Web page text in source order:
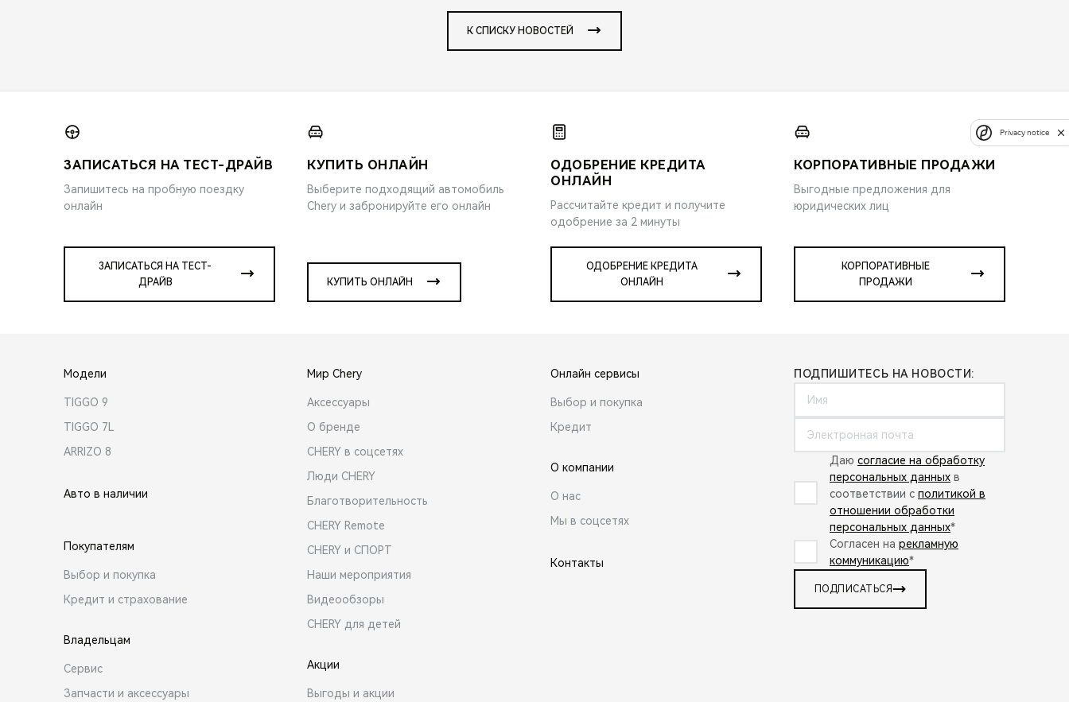
К СПИСКУ НОВОСТЕЙ
ЗАПИСАТЬСЯ НА ТЕСТ-ДРАЙВ
Запишитесь на пробную поездку
онлайн
ЗАПИСАТЬСЯ НА ТЕСТ-
ДРАЙВ
КУПИТЬ ОНЛАЙН
Выберите подходящий автомобиль
Chery и забронируйте его онлайн
КУПИТЬ ОНЛАЙН
ОДОБРЕНИЕ КРЕДИТА
ОНЛАЙН
Рассчитайте кредит и получите
одобрение за 2 минуты
ОДОБРЕНИЕ КРЕДИТА
ОНЛАЙН
КОРПОРАТИВНЫЕ ПРОДАЖИ
Выгодные предложения для
юридических лиц
КОРПОРАТИВНЫЕ
ПРОДАЖИ
Модели
TIGGO 9
TIGGO 7L
ARRIZO 8
Авто в наличии
Покупателям
Выбор и покупка
Кредит и страхование
Владельцам
Сервис
Запчасти и аксессуары
Мир Chery
Аксессуары
О бренде
CHERY в соцсетях
Люди CHERY
Благотворительность
CHERY Remote
CHERY и СПОРТ
Наши мероприятия
Видеообзоры
CHERY для детей
Акции
Выгоды и акции
Онлайн сервисы
Выбор и покупка
Кредит
О компании
О нас
Мы в соцсетях
Контакты
ПОДПИШИТЕСЬ НА НОВОСТИ:
Даю согласие на обработку
персональных данных в
соответствии с политикой в
отношении обработки
персональных данных*
Согласен на рекламную
коммуникацию*
ПОДПИСАТЬСЯ
Privacy notice